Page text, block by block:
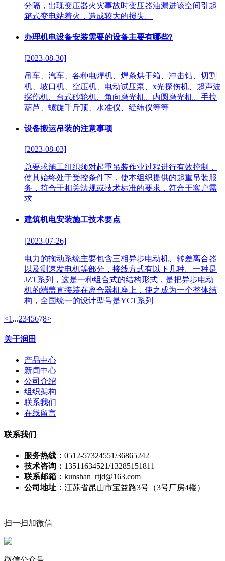
分隔，出现变压器火灾事故时变压器油漏进该空间引起
箱式变电站着火，造成较大的损失。
办理机电设备安装需要的设备主要有哪些?
[2023-08-30]
吊车、汽车、各种电焊机、焊条烘干箱、冲击钻、切割
机、坡口机、空压机、电动试压泵、x光探伤机、超声波
探伤机、台式砂轮机、角向磨光机、内圆磨光机、手拉
葫芦、螺旋千斤顶、水准仪、经纬仪等等
设备搬运吊装的注意事项
[2023-08-03]
总要求施工组织须对起重吊装作业过程进行有效控制，
使其始终处于受控条件下，使本组织提供的起重吊装服
务，符合于相关法规或技术标准的要求，符合于客户需
求
建筑机电安装施工技术要点
[2023-07-26]
电力的拖动系统主要包含三相异步电动机、转差离合器
以及测速发电机等部分，接线方式有以下几种。一种是
JZT系列，这是一种组合式的结构形式，是把异步电动
机的端盖直接装在离合器机座上，使之成为一个整体结
构，全国统一的设计型号是YCT系列
<1 ...2345678>
关于润田
产品中心
新闻中心
公司介绍
组织架构
联系我们
在线留言
联系我们
服务热线： 0512-57324551/36865242
技术咨询： 13511634521/13285151811
联系邮箱： kunshan_rtjd@163.com
公司地址： 江苏省昆山市宝益路3号（3号厂房4楼）
扫一扫加微信